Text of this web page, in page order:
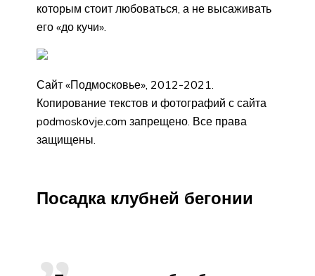
которым стоит любоваться, а не высаживать
его «до кучи».
Сайт «Подмосковье», 2012-2021.
Копирование текстов и фотографий с сайта
pоdmoskоvje.cоm запрещено. Все права
защищены.
Посадка клубней бегонии